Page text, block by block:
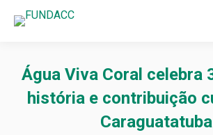
Água Viva Coral celebra
história e contribuição
Caraguatatuba